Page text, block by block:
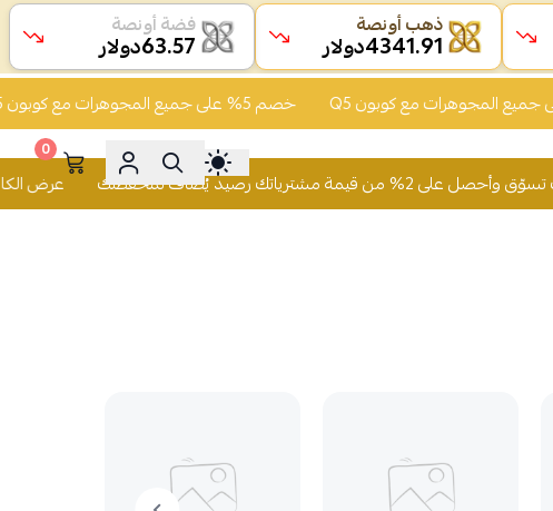
خصم 5% على جميع المجوهرات مع كوبون Q5
0
رصيد يُضاف لمحفظتك عرض الكاش باك تسوّق وأحصل على
ذهب أونصة
4341.91دولار
فضة أونصة
63.57دولار